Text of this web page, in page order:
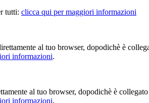
tutti: clicca qui per maggiori informazioni
al tuo browser, dopodichè è
informazioni.
al tuo browser, dopodichè è
informazioni.